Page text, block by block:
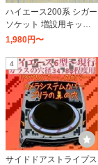
ハイエース200系 シガー
ソケット 増設用キット
増設電源ユニット USB
ト×2 LED ブルー 電源増
設 内装 電装 パーツ カス
タム
1,980円〜
4
サイドドアストライプス